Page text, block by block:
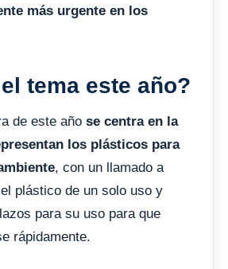
más urgente en los
tema este año?
de este año se centra en la
los plásticos para
, con un llamado a
plástico de un solo uso y
para su uso para que
rápidamente.